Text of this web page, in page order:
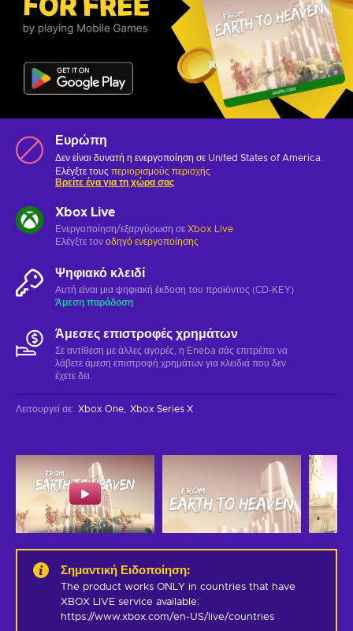
Ευρώπη
Δεν είναι δυνατή η ενεργοποίηση σε United States of America.
Ελέγξτε τους περιορισμούς περιοχής
Βρείτε ένα για τη χώρα σας
Xbox Live
Ενεργοποίηση/εξαργύρωση σε Xbox Live
Ελέγξτε τον οδηγό ενεργοποίησης
Ψηφιακό κλειδί
Αυτή είναι μια ψηφιακή έκδοση του προϊόντος (CD-KEY)
Άμεση παράδοση
Άμεσες επιστροφές χρημάτων
Σε αντίθεση με άλλες αγορές, η Eneba σάς επιτρέπει να
λάβετε άμεση επιστροφή χρημάτων για κλειδιά που δεν
έχετε δει.
Λειτουργεί σε: Xbox One Xbox Series X
Σημαντική Ειδοποίηση:
The product works ONLY in countries that have
XBOX LIVE service available:
https://www.xbox.com/en-US/live/countries